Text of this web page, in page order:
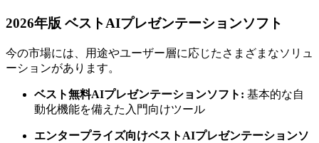
2026年版 ベストAIプレゼンテーションソフト
今の市場には、用途やユーザー層に応じたさまざまなソリュ
ーションがあります。
ベスト無料AIプレゼンテーションソフト: 基本的な自
動化機能を備えた入門向けツール
エンタープライズ向けベストAIプレゼンテーションソ